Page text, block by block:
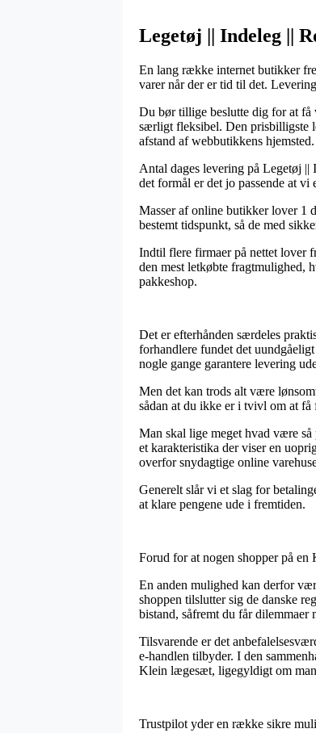
Legetøj || Indeleg ||
En lang række internet butikker
varer når der er tid til det.
Du bør tillige beslutte dig for at få
særligt fleksibel. Den prisbilligste
afstand af webbutikkens hjemsted.
Antal dages levering på Legetøj
det formål er det jo passende at
Masser af online butikker lover 1
bestemt tidspunkt, så de med
Indtil flere firmaer på nettet lover
den mest letkøbte fragtmulighed,
pakkeshop.
Det er efterhånden særdeles
forhandlere fundet det
nogle gange garantere levering
Men det kan trods alt være
sådan at du ikke er i tvivl om at få
Man skal lige meget hvad være så
et karakteristika der viser en
overfor snydagtige online
Generelt slår vi et slag for
at klare pengene ude i fremtiden.
Forud for at nogen shopper på
En anden mulighed kan derfor
shoppen tilslutter sig de danske
bistand, såfremt du får dilemmaer
Tilsvarende er det
e-handlen tilbyder. I den
Klein lægesæt, ligegyldigt om man
Trustpilot yder en række sikre